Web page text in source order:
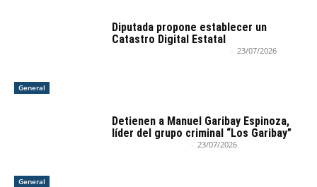
General
Diputada propone establecer un
Catastro Digital Estatal
- 23/07/2026
General
Detienen a Manuel Garibay Espinoza,
líder del grupo criminal “Los Garibay”
- 23/07/2026